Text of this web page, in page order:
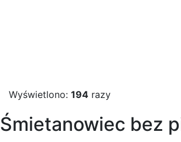
Wyświetlono: 194 razy
Śmietanowiec bez